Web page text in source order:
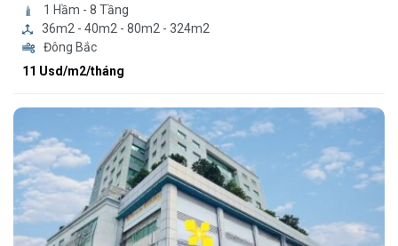
1 Hầm - 8 Tầng
36m2 - 40m2 - 80m2 - 324m2
Đông Bắc
11 Usd/m2/tháng